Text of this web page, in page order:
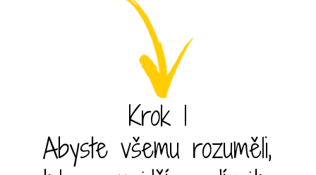
Krok 1
Abyste všemu rozuměli,